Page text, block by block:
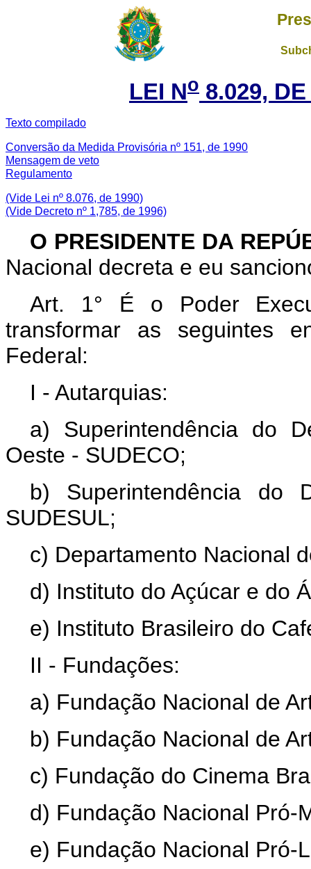
LEI No 8.029,
Texto compilado
Conversão da Medida Provisória nº 151, de 1990
Mensagem de veto
Regulamento
(Vide Lei nº 8.076, de 1990)
(Vide Decreto nº 1,785, de 1996)
O PRESIDENTE DA
Nacional decreta e eu
Art. 1° É o Poder
transformar as seguintes
Federal:
I - Autarquias:
a) Superintendência do
Oeste - SUDECO;
b) Superintendência do
SUDESUL;
c) Departamento Nacional
d) Instituto do Açúcar e do
e) Instituto Brasileiro do
II - Fundações:
a) Fundação Nacional de
b) Fundação Nacional de
c) Fundação do Cinema
d) Fundação Nacional Pró-
e) Fundação Nacional Pró-